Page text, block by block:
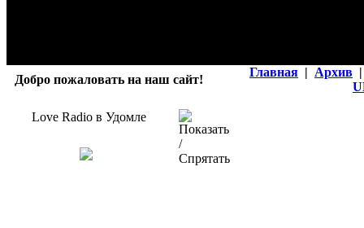
Добро пожаловать на наш сайт!
Главная | Архив |
Love Radio в Удомле